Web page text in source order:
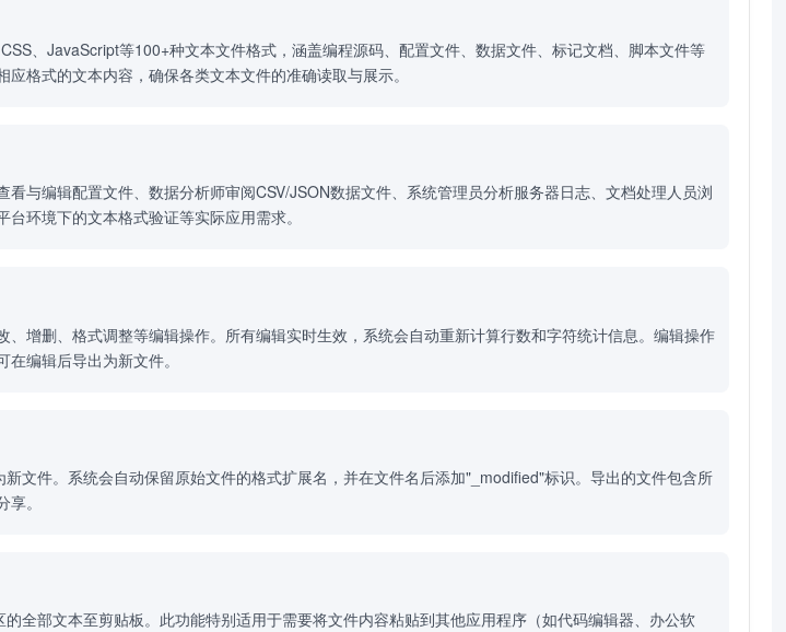
、JavaScript等100+种文本文件格式，涵盖编程源码、配置文件、数据文件、标记文档、脚本文件等
格式的文本内容，确保各类文本文件的准确读取与展示。
与编辑配置文件、数据分析师审阅CSV/JSON数据文件、系统管理员分析服务器日志、文档处理人员浏
环境下的文本格式验证等实际应用需求。
增删、格式调整等编辑操作。所有编辑实时生效，系统会自动重新计算行数和字符统计信息。编辑操作
编辑后导出为新文件。
文件。系统会自动保留原始文件的格式扩展名，并在文件名后添加"_modified"标识。导出的文件包含所
。
全部文本至剪贴板。此功能特别适用于需要将文件内容粘贴到其他应用程序（如代码编辑器、办公软